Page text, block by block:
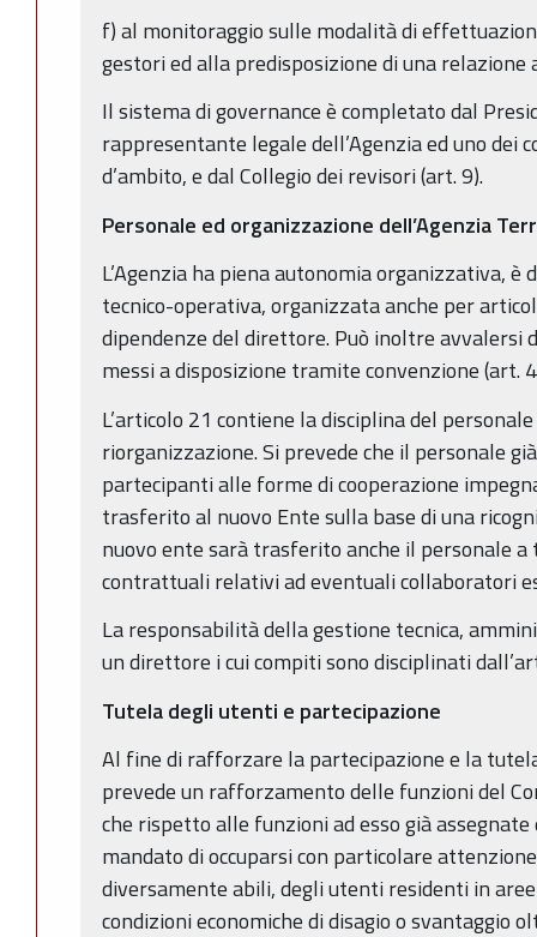
f) al monitoraggio sulle modalità di
gestori ed alla predisposizione di una relazione
Il sistema di governance è completato dal
rappresentante legale dell’Agenzia ed uno dei
d’ambito, e dal Collegio dei revisori (art. 9).
Personale ed organizzazione dell’Agenzia
L’Agenzia ha piena autonomia organizzativa,
tecnico-operativa, organizzata anche per
dipendenze del direttore. Può inoltre avvalersi
messi a disposizione tramite convenzione (art.
L’articolo 21 contiene la disciplina del
riorganizzazione. Si prevede che il personale
partecipanti alle forme di cooperazione
trasferito al nuovo Ente sulla base di una
nuovo ente sarà trasferito anche il personale
contrattuali relativi ad eventuali collaboratori
La responsabilità della gestione tecnica,
un direttore i cui compiti sono disciplinati
Tutela degli utenti e partecipazione
Al fine di rafforzare la partecipazione e la
prevede un rafforzamento delle funzioni del
che rispetto alle funzioni ad esso già
mandato di occuparsi con particolare
diversamente abili, degli utenti residenti in
condizioni economiche di disagio o svantaggio